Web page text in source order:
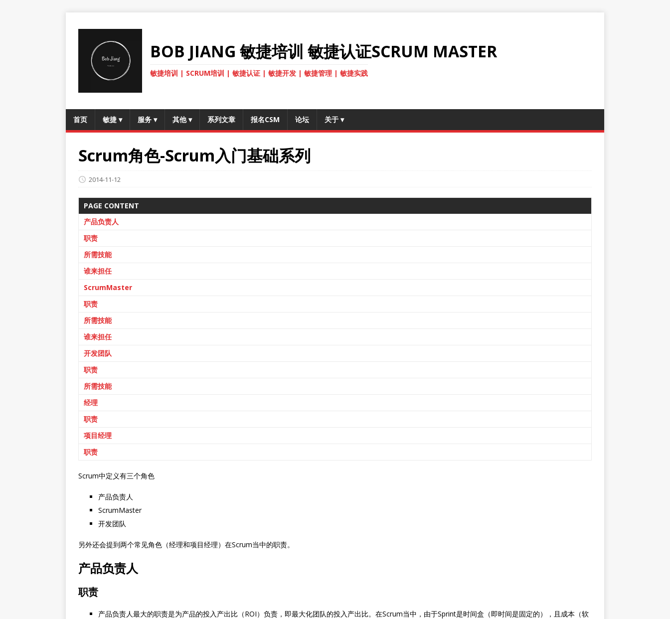
BOB JIANG 敏捷培训 敏捷认证SCRUM MASTER
敏捷培训 | SCRUM培训 | 敏捷认证 | 敏捷开发 | 敏捷管理 | 敏捷实践
首页 敏捷 ▾ 服务 ▾ 其他 ▾ 系列文章 报名CSM 论坛 关于 ▾
Scrum角色-Scrum入门基础系列
2014-11-12
PAGE CONTENT
产品负责人
职责
所需技能
谁来担任
ScrumMaster
职责
所需技能
谁来担任
开发团队
职责
所需技能
经理
职责
项目经理
职责
Scrum中定义有三个角色
产品负责人
ScrumMaster
开发团队
另外还会提到两个常见角色（经理和项目经理）在Scrum当中的职责。
产品负责人
职责
产品负责人最大的职责是为产品的投入产出比（ROI）负责，即最大化团队的投入产出比。在Scrum当中，由于Sprint是时间盒（即时间是固定的），且成本（软